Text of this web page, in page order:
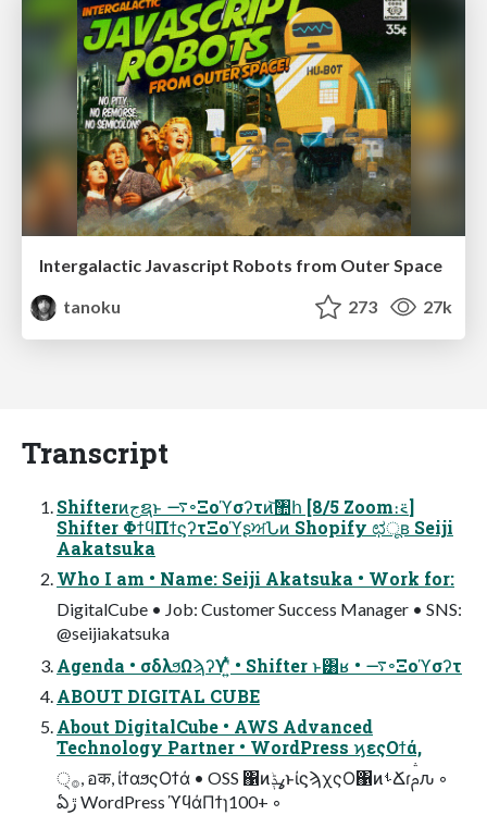
Intergalactic Javascript Robots from Outer Space
tanoku
273 27k
Transcript
Shifterͷجຊͱ ࠷৽Ξοϓσʔτͷ͝঺հ [8/5 Zoom։࠵]
Shifter ΦϯϥΠϯϛʔτΞοϓʂਅՆͷ Shopify ಛूʙ Seiji
Aakatsuka
Who I am • Name: Seiji Akatsuka • Work for:
DigitalCube • Job: Customer Success Manager • SNS:
@seijiakatsuka
Agenda • σδλϧΩϡʔϒʹ͍ͭͯ • Shifter ͱ͸ʁ • ࠷৽Ξοϓσʔτ
ABOUT DIGITAL CUBE
About DigitalCube • AWS Advanced
Technology Partner • WordPress ϗεςΟϯά,
੍࡞, อक, ίϯαϧςΟϯά • OSS ΁ͷߩݙͱίϛϡχςΟ΁ͷࢀՃɾࢧԉ ◦
ఏڙ WordPress ϓϥάΠϯɿ100+ ◦